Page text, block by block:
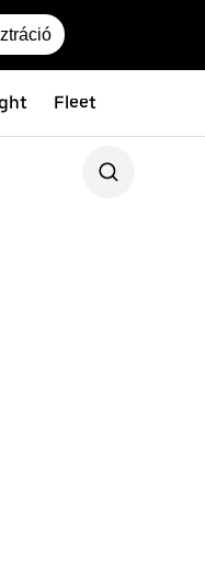
Fleet